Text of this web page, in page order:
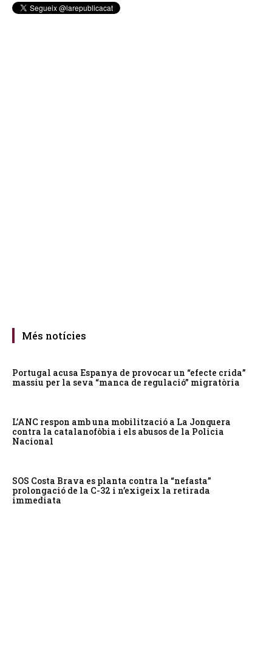
Més notícies
Portugal acusa Espanya de provocar un “efecte crida”
massiu per la seva “manca de regulació” migratòria
L’ANC respon amb una mobilització a La Jonquera
contra la catalanofòbia i els abusos de la Policia
Nacional
SOS Costa Brava es planta contra la “nefasta”
prolongació de la C-32 i n’exigeix la retirada
immediata